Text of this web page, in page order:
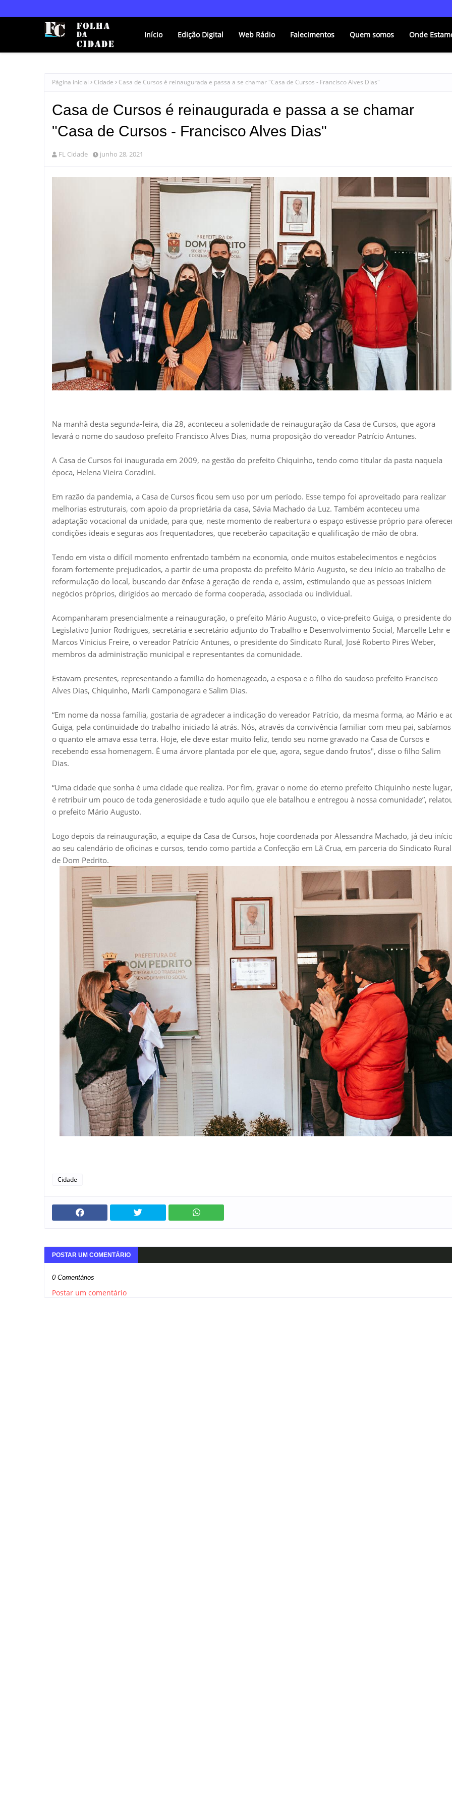
Início Edição Digital Web Rádio Falecimentos Quem somos Onde
Página inicial Cidade Casa de Cursos é reinaugurada e passa a se chamar "Casa de Cursos - Francisco Alves Dias"
Casa de Cursos é reinaugurada e passa a se chamar
"Casa de Cursos - Francisco Alves Dias"
FL Cidade junho 28, 2021
Na manhã desta segunda-feira, dia 28, aconteceu a solenidade de reinauguração da Casa de Cursos, que agora
levará o nome do saudoso prefeito Francisco Alves Dias, numa proposição do vereador Patrício Antunes.
A Casa de Cursos foi inaugurada em 2009, na gestão do prefeito Chiquinho, tendo como titular da pasta naquela
época, Helena Vieira Coradini.
Em razão da pandemia, a Casa de Cursos ficou sem uso por um período. Esse tempo foi aproveitado para realizar
melhorias estruturais, com apoio da proprietária da casa, Sávia Machado da Luz. Também aconteceu uma
adaptação vocacional da unidade, para que, neste momento de reabertura o espaço estivesse próprio para
condições ideais e seguras aos frequentadores, que receberão capacitação e qualificação de mão de obra.
Tendo em vista o difícil momento enfrentado também na economia, onde muitos estabelecimentos e negócios
foram fortemente prejudicados, a partir de uma proposta do prefeito Mário Augusto, se deu início ao trabalho de
reformulação do local, buscando dar ênfase à geração de renda e, assim, estimulando que as pessoas iniciem
negócios próprios, dirigidos ao mercado de forma cooperada, associada ou individual.
Acompanharam presencialmente a reinauguração, o prefeito Mário Augusto, o vice-prefeito Guiga, o presidente do
Legislativo Junior Rodrigues, secretária e secretário adjunto do Trabalho e Desenvolvimento Social, Marcelle Lehr e
Marcos Vinicius Freire, o vereador Patrício Antunes, o presidente do Sindicato Rural, José Roberto Pires Weber,
membros da administração municipal e representantes da comunidade.
Estavam presentes, representando a família do homenageado, a esposa e o filho do saudoso prefeito Francisco
Alves Dias, Chiquinho, Marli Camponogara e Salim Dias.
“Em nome da nossa família, gostaria de agradecer a indicação do vereador Patrício, da mesma forma, ao Mário e
Guiga, pela continuidade do trabalho iniciado lá atrás. Nós, através da convivência familiar com meu pai, sabíamos
o quanto ele amava essa terra. Hoje, ele deve estar muito feliz, tendo seu nome gravado na Casa de Cursos e
recebendo essa homenagem. É uma árvore plantada por ele que, agora, segue dando frutos", disse o filho Salim
Dias.
“Uma cidade que sonha é uma cidade que realiza. Por fim, gravar o nome do eterno prefeito Chiquinho neste lugar,
é retribuir um pouco de toda generosidade e tudo aquilo que ele batalhou e entregou à nossa comunidade”,
o prefeito Mário Augusto.
Logo depois da reinauguração, a equipe da Casa de Cursos, hoje coordenada por Alessandra Machado, já deu
ao seu calendário de oficinas e cursos, tendo como partida a Confecção em Lã Crua, em parceria do Sindicato Rural
de Dom Pedrito.
Cidade
POSTAR UM COMENTÁRIO
0 Comentários
Postar um comentário